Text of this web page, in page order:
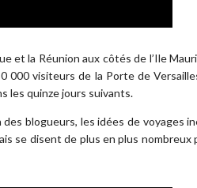
et la Réunion aux côtés de l’Ile
000 visiteurs de la Porte de
les quinze jours suivants.
blogueurs, les idées de voyages
se disent de plus en plus nombreux